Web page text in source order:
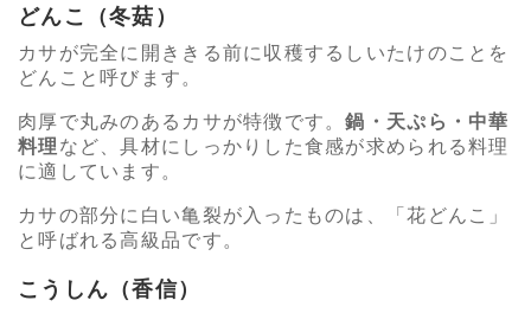
どんこ（冬菇）
カサが完全に開ききる前に収穫するしいたけのことを
どんこと呼びます。
肉厚で丸みのあるカサが特徴です。鍋・天ぷら・中華
料理 など、具材にしっかりした食感が求められる料理
に適しています。
カサの部分に白い亀裂が入ったものは、「花どんこ」
と呼ばれる高級品です。
こうしん（香信）